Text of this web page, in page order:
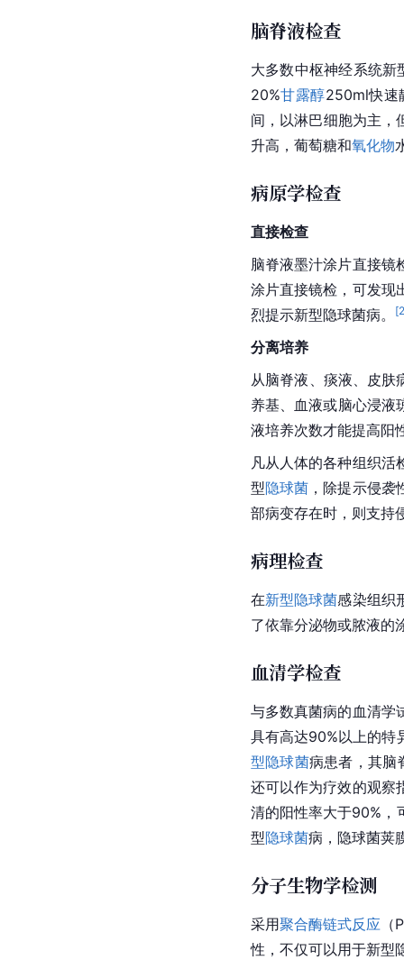
脑脊液检查
大多数中枢神经系统新
20%甘露醇250ml快速
间，以淋巴细胞为主，
升高，葡萄糖和氧化物
病原学检查
直接检查
脑脊液墨汁涂片直接镜
涂片直接镜检，可发现
烈提示新型隐球菌病。 [
分离培养
从脑脊液、痰液、皮肤
养基 、血液或脑心浸
液培养次数才能提高阳
凡从人体的各种组织活
型隐球菌 ，除提示侵
部病变存在时，则支持
病理检查
在新型隐球菌感染组织
了依靠分泌物或脓液的
血清学检查
与多数真菌病的血清学
具有高达90%以上的特
型隐球菌病患者，其脑
还可以作为疗效的观察
清的阳性率大于90%，
型隐球菌病，隐球菌荚
分子生物学检测
采用聚合酶链式反应
性，不仅可以用于新型